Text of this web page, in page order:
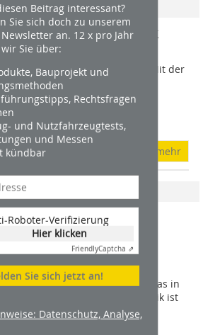
Beitrag interessant?
Sie sich doch zu unserem
an. 12 x pro Jahr
Sie über:
Bauprojekt und
Rechtsfragen
und Nutzfahrzeugtests,
und Messen
kündbar
Roboter-Verifizierung
Hier klicken
FriendlyCaptcha ⇗
Sie sich jetzt an!
Datenschutz, Analyse,
Teil 9: Kalksteinoptik
die über den
Putzanstrich hinausgeht: Mit der
Jura erweitern
ihr Portfolio in
armierten Wärmedämm-
Die...
mehr
Teil 4: Wie sich
lässt
Kreativtechnik Besenstrich
Handwerkerinnen und
zeitlose Fassaden. Und das in
Hinsicht: Die dekorative Optik ist
nur dauerhaft modern, darüber